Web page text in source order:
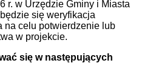
r. w Urzędzie Gminy i Miasta
się weryfikacja
na celu potwierdzenie lub
w projekcie.
się w następujących